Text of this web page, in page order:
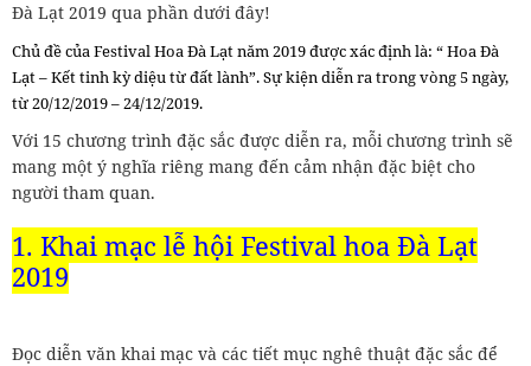
Đà Lạt 2019 qua phần dưới đây!
Chủ đề của Festival Hoa Đà Lạt năm 2019 được xác định là: “ Hoa Đà
Lạt – Kết tinh kỳ diệu từ đất lành”. Sự kiện diễn ra trong vòng 5 ngày,
từ 20/12/2019 – 24/12/2019.
Với 15 chương trình đặc sắc được diễn ra, mỗi chương trình sẽ
mang một ý nghĩa riêng mang đến cảm nhận đặc biệt cho
người tham quan.
1. Khai mạc lễ hội Festival hoa Đà Lạt
2019
Đọc diễn văn khai mạc và các tiết mục nghê thuật đặc sắc để